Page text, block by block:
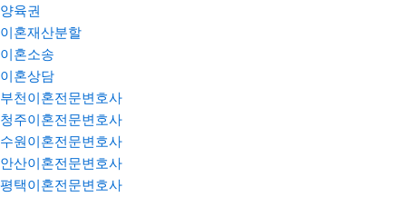
양육권
이혼재산분할
이혼소송
이혼상담
부천이혼전문변호사
청주이혼전문변호사
수원이혼전문변호사
안산이혼전문변호사
평택이혼전문변호사